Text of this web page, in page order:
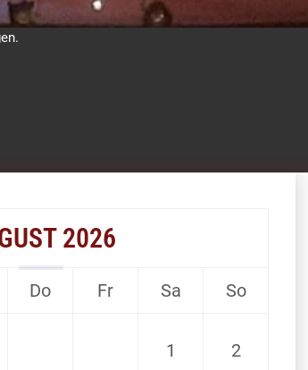
2026
Do Fr Sa So
1 2